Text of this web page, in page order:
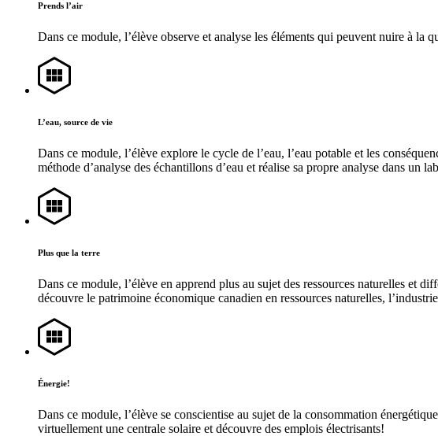
Prends l’air
Dans ce module, l’élève observe et analyse les éléments qui peuvent nuire à la
L’eau, source de vie
Dans ce module, l’élève explore le cycle de l’eau, l’eau potable et les
méthode d’analyse des échantillons d’eau et réalise sa propre analyse dans un
Plus que la terre
Dans ce module, l’élève en apprend plus au sujet des ressources naturelles et
découvre le patrimoine économique canadien en ressources naturelles,
Énergie!
Dans ce module, l’élève se conscientise au sujet de la consommation
virtuellement une centrale solaire et découvre des emplois électrisants!